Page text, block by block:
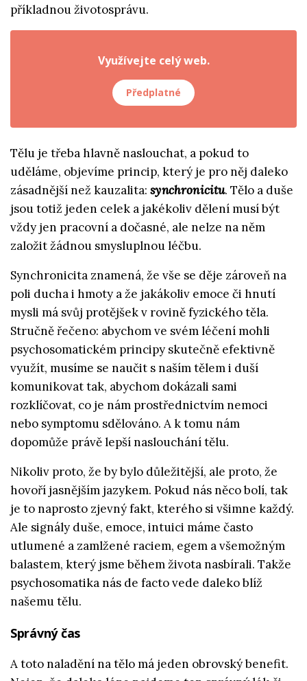
příkladnou životosprávu.
Využívejte celý web.
Předplatné
Tělu je třeba hlavně naslouchat, a pokud to
uděláme, objevíme princip, který je pro něj daleko
zásadnější než kauzalita: synchronicitu. Tělo a duše
jsou totiž jeden celek a jakékoliv dělení musí být
vždy jen pracovní a dočasné, ale nelze na něm
založit žádnou smysluplnou léčbu.
Synchronicita znamená, že vše se děje zároveň na
poli ducha i hmoty a že jakákoliv emoce či hnutí
mysli má svůj protějšek v rovině fyzického těla.
Stručně řečeno: abychom ve svém léčení mohli
psychosomatickém principy skutečně efektivně
využít, musíme se naučit s naším tělem i duší
komunikovat tak, abychom dokázali sami
rozklíčovat, co je nám prostřednictvím nemoci
nebo symptomu sdělováno. A k tomu nám
dopomůže právě lepší naslouchání tělu.
Nikoliv proto, že by bylo důležitější, ale proto, že
hovoří jasnějším jazykem. Pokud nás něco bolí, tak
je to naprosto zjevný fakt, kterého si všimne každý.
Ale signály duše, emoce, intuici máme často
utlumené a zamlžené raciem, egem a všemožným
balastem, který jsme během života nasbírali. Takže
psychosomatika nás de facto vede daleko blíž
našemu tělu.
Správný čas
A toto naladění na tělo má jeden obrovský benefit.